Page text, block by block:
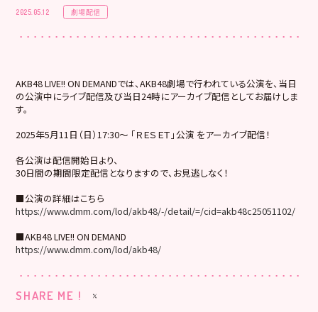
2025.05.12 劇場配信
AKB48 LIVE!! ON DEMANDでは、AKB48劇場で行われている公演を、当日
の公演中にライブ配信及び当日24時にアーカイブ配信としてお届けしま
す。
2025年5月11日（日）17:30～ 「ＲＥＳＥＴ」公演 をアーカイブ配信！
各公演は配信開始日より、
30日間の期間限定配信となりますので、お見逃しなく！
■公演の詳細はこちら
https://www.dmm.com/lod/akb48/-/detail/=/cid=akb48c25051102/
■AKB48 LIVE!! ON DEMAND
https://www.dmm.com/lod/akb48/
SHARE ME !